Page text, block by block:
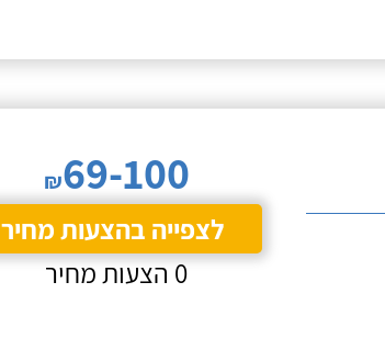
₪69-100
לצפייה בהצעות מחיר
0 הצעות מחיר